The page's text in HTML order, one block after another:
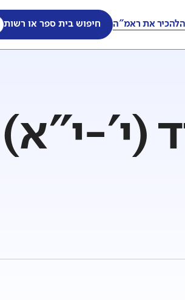
להכיר את ראמ"ה חיפוש בית ספר או רשות
(י'-